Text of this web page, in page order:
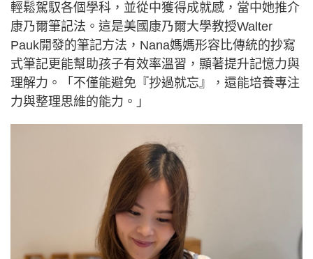
輕鬆駕馭各個學科，並從中獲得成就感，當中她推介
康乃爾筆記法。這是美國康乃爾大學教授Walter
Pauk開發的筆記方法，Nana媽媽形容比傳統的抄寫
式筆記更能幫助孩子有效率溫習，顯著提升記憶力與
理解力。「不僅能避免『抄過就忘』，還能培養專注
力與整理思維的能力。」